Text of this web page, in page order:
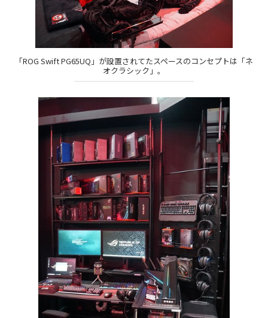
「ROG Swift PG65UQ」が設置されてたスペースのコンセプトは「ネ
オクラシック」。